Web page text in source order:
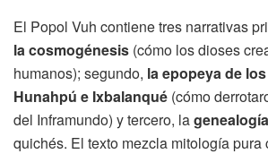
El Popol Vuh contiene tres narrativas
la cosmogénesis (cómo los dioses
humanos); segundo, la epopeya de
Hunahpú e Ixbalanqué (cómo
del Inframundo) y tercero, la
quichés. El texto mezcla mitología pura